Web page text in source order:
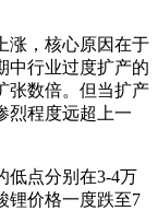
涨，核心原因在于
中行业过度扩产的
张数倍。但当扩产
烈程度远超上一
低点分别在3-4万
锂价格一度跌至7